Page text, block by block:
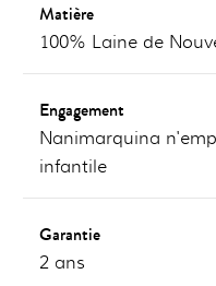
Matière
100% Laine de
Engagement
Nanimarquina
infantile
Garantie
2 ans